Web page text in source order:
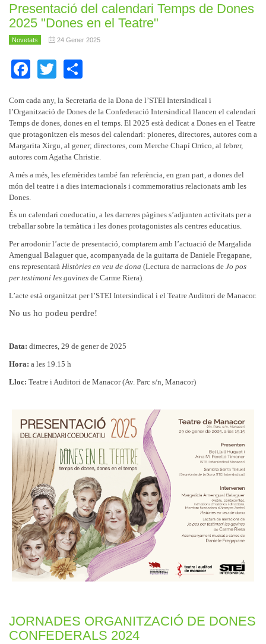
Presentació del calendari Temps de Dones
2025 "Dones en el Teatre"
Novetats 24 Gener 2025
Facebook
Twitter
Com cada any, la Secretaria de la Dona de l’STEI Intersindical i
l’Organització de Dones de la Confederació Intersindical llancen el calendari
Temps de dones, dones en el temps. El 2025 està dedicat a Dones en el Teatre
que protagonitzen els mesos del calendari: pioneres, directores, autores com a
Margarita Xirgu, al gener; directores, com Merche Chapí Orrico, al febrer,
autores com Agatha Christie.
A més a més, les efemèrides també fan referència, en gran part, a dones del
món del teatre i a dies internacionals i commemoratius relacionats amb les
Dones.
És un calendari coeducatiu, a les darreres pàgines s’adjunten activitats per a
treballar sobre la temàtica i les dones protagonistes als centres educatius.
Per arrodonir l’acte de presentació, comptarem amb l’actuació de Margalida
Amengual Balaguer que, acompanyada de la guitarra de Daniele Fregapane,
ens representarà Històries en veu de dona (Lectura de narracions de Jo pos
per testimoni les gavines de Carme Riera).
L’acte està organitzat per l’STEI Intersindical i el Teatre Auditori de Manacor.
No us ho podeu perdre!
Data: dimecres, 29 de gener de 2025
Hora: a les 19.15 h
Lloc: Teatre i Auditori de Manacor (Av. Parc s/n, Manacor)
JORNADES ORGANITZACIÓ DE DONES
CONFEDERALS 2024